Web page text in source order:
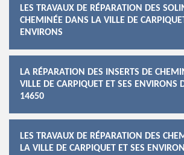
LES TRAVAUX DE RÉPARATION DES
CHEMINÉE DANS LA VILLE DE
ENVIRONS
LA RÉPARATION DES INSERTS DE
VILLE DE CARPIQUET ET SES ENVIRONS
14650
LES TRAVAUX DE RÉPARATION DES
LA VILLE DE CARPIQUET ET SES